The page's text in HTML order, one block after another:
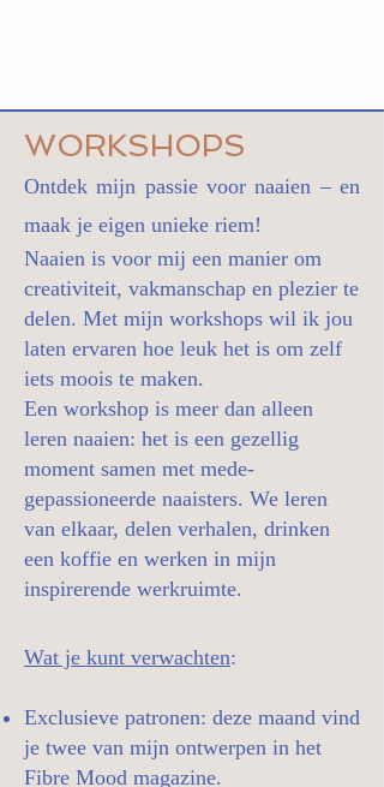
WORKSHOPS
Ontdek mijn passie voor naaien – en
maak je eigen unieke riem!
Naaien is voor mij een manier om
creativiteit, vakmanschap en plezier te
delen. Met mijn workshops wil ik jou
laten ervaren hoe leuk het is om zelf
iets moois te maken.
Een workshop is meer dan alleen
leren naaien: het is een gezellig
moment samen met mede-
gepassioneerde naaisters. We leren
van elkaar, delen verhalen, drinken
een koffie en werken in mijn
inspirerende werkruimte.
Wat je kunt verwachten:
Exclusieve patronen: deze maand vind
je twee van mijn ontwerpen in het
Fibre Mood magazine.